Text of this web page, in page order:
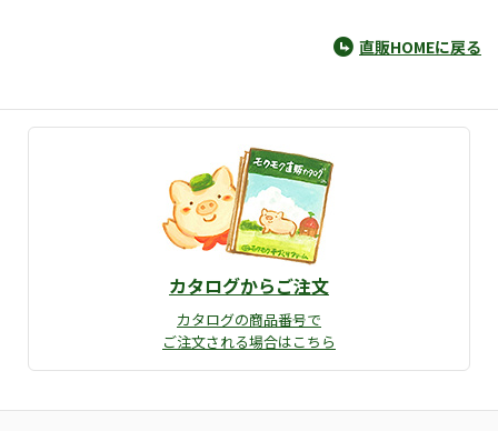
直販HOMEに戻る
カタログからご注文
カタログの商品番号で
ご注文される場合はこちら